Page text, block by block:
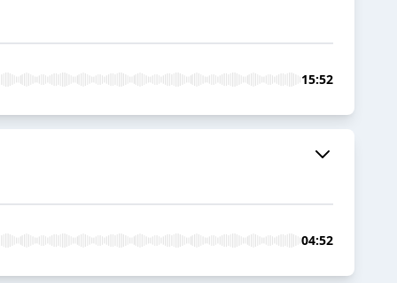
15:52
04:52